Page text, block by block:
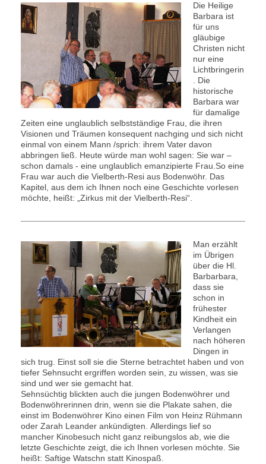
Die Heilige
Barbara ist
für uns
gläubige
Christen nicht
nur eine
Lichtbringerin
. Die
historische
Barbara war
für damalige
Zeiten eine unglaublich selbstständige Frau, die ihren
Visionen und Träumen konsequent nachging und sich nicht
einmal von einem Mann /sprich: ihrem Vater davon
abbringen ließ. Heute würde man wohl sagen: Sie war –
schon damals - eine unglaublich emanzipierte Frau.So eine
Frau war auch die Vielberth-Resi aus Bodenwöhr. Das
Kapitel, aus dem ich Ihnen noch eine Geschichte vorlesen
möchte, heißt: „Zirkus mit der Vielberth-Resi“.
Man erzählt
im Übrigen
über die Hl.
Barbarbara,
dass sie
schon in
frühester
Kindheit ein
Verlangen
nach höheren
Dingen in
sich trug. Einst soll sie die Sterne betrachtet haben und von
tiefer Sehnsucht ergriffen worden sein, zu wissen, was sie
sind und wer sie gemacht hat.
Sehnsüchtig blickten auch die jungen Bodenwöhrer und
Bodenwöhrerinnen drin, wenn sie die Plakate sahen, die
einst im Bodenwöhrer Kino einen Film von Heinz Rühmann
oder Zarah Leander ankündigten. Allerdings lief so
mancher Kinobesuch nicht ganz reibungslos ab, wie die
letzte Geschichte zeigt, die ich Ihnen vorlesen möchte. Sie
heißt: Saftige Watschn statt Kinospaß.